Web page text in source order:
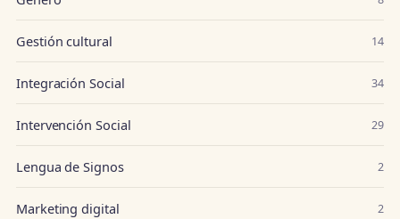
Gestión cultural 14
Integración Social 34
Intervención Social 29
Lengua de Signos 2
Marketing digital 2